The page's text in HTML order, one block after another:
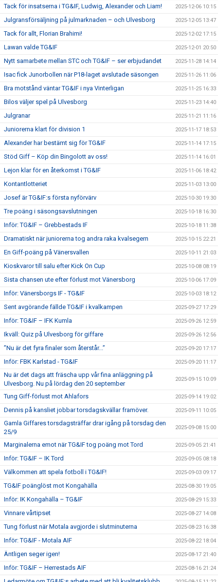
Tack för insatserna i TG&IF, Ludwig, Alexander och Liam! 2025-12-06 10:15
Julgransförsäljning på julmarknaden – och Ulvesborg 2025-12-05 13:47
Tack för allt, Florian Brahimi! 2025-12-02 17:15
Lawan valde TG&IF 2025-12-01 20:50
Nytt samarbete mellan STC och TG&IF – ser erbjudandet 2025-11-28 14:14
Isac fick Junorbollen när P18-laget avslutade säsongen 2025-11-26 11:06
Bra motstånd väntar TG&IF i nya Vinterligan 2025-11-25 16:33
Bilos väljer spel på Ulvesborg 2025-11-23 14:40
Julgranar 2025-11-21 11:16
Juniorerna klart för division 1 2025-11-17 18:53
Alexander har bestämt sig för TG&IF 2025-11-14 17:15
Stöd Giff – Köp din Bingolott av oss! 2025-11-14 16:01
Lejon klar för en återkomst i TG&IF 2025-11-06 18:42
Kontantlotteriet 2025-11-03 13:00
Josef är TG&IF:s första nyförvärv 2025-10-30 19:30
Tre poäng i säsongsavslutningen 2025-10-18 16:30
Inför: TG&IF – Grebbestads IF 2025-10-18 11:38
Dramatiskt när juniorerna tog andra raka kvalsegern 2025-10-15 22:21
En Giff-poäng på Vänersvallen 2025-10-11 21:03
Kioskvaror till salu efter Kick On Cup 2025-10-08 08:19
Sista chansen ute efter förlust mot Vänersborg 2025-10-06 17:09
Inför: Vänersborgs IF - TG&IF 2025-10-03 18:12
Sent avgörande fällde TG&IF i kvalkampen 2025-09-27 17:29
Inför: TG&IF – IFK Kumla 2025-09-26 12:59
Ikväll: Quiz på Ulvesborg för giffare 2025-09-26 12:56
”Nu är det fyra finaler som återstår...” 2025-09-20 17:17
Inför: FBK Karlstad - TG&IF 2025-09-20 11:17
Nu är det dags att fräscha upp vår fina anläggning på
Ulvesborg. Nu på lördag den 20 september
2025-09-15 10:09
Tung Giff-förlust mot Ahlafors 2025-09-14 19:02
Dennis på kansliet jobbar torsdagskvällar framöver. 2025-09-11 10:05
Gamla Giffares torsdagsträffar drar igång på torsdag den
25/9
2025-09-08 15:00
Marginalerna emot när TG&IF tog poäng mot Tord 2025-09-05 21:41
Inför: TG&IF – IK Tord 2025-09-05 08:18
Välkommen att spela fotboll i TG&IF! 2025-09-03 09:17
TG&IF poänglöst mot Kongahälla 2025-08-30 19:05
Inför: IK Kongahälla – TG&IF 2025-08-29 15:33
Vinnare vårtipset 2025-08-27 14:08
Tung förlust när Motala avgjorde i slutminuterna 2025-08-23 16:38
Inför: TG&IF - Motala AIF 2025-08-22 18:04
Äntligen seger igen! 2025-08-17 21:40
Inför: TG&IF – Herrestads AIF 2025-08-16 21:24